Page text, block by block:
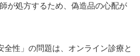
が処方するため、偽造品の心配が
全性」の問題は、オンライン診療と